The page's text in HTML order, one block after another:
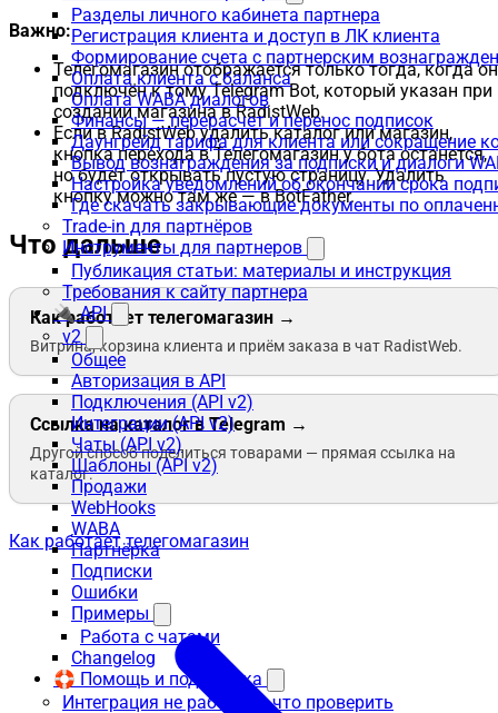
Разделы личного кабинета партнера
Регистрация клиента и доступ в ЛК клиента
Формирование счета с партнерским
Оплата клиента с баланса
Оплата WABA диалогов
Финансы — перерасчет и перенос подписок
Даунгрейд тарифа для клиента или сокращение
Вывод вознаграждения за подписки и диалоги
Настройка уведомлений об окончании срока
Где скачать закрывающие документы по
Trade-in для партнёров
Инструменты для партнеров
Публикация статьи: материалы и инструкция
Требования к сайту партнера
🔌 API
v2
Общее
Авторизация в API
Подключения (API v2)
Интеграции (API v2)
Чаты (API v2)
Шаблоны (API v2)
Продажи
WebHooks
WABA
Партнёрка
Подписки
Ошибки
Примеры
Работа с чатами
Changelog
🛟 Помощь и поддержка
Интеграция не работает: что проверить
Важно:
Телегомагазин отображается только тогда, когда он
подключён к тому Telegram Bot, который указан при
создании магазина в RadistWeb.
Если в RadistWeb удалить каталог или магазин,
кнопка перехода в Телегомагазин у бота останется,
но будет открывать пустую страницу. Удалить
кнопку можно там же — в BotFather.
Что дальше
Как работает телегомагазин →
Витрина, корзина клиента и приём заказа в чат RadistWeb.
Ссылка на каталог в Telegram →
Другой способ поделиться товарами — прямая ссылка на
каталог.
Как работает телегомагазин